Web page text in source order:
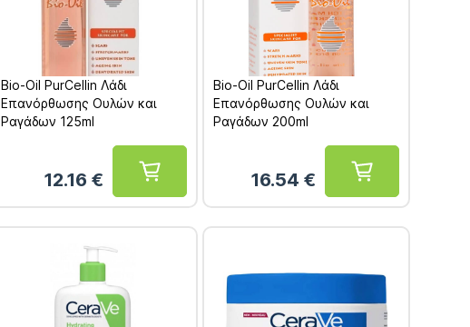
Bio-Oil PurCellin Λάδι
Επανόρθωσης Ουλών και
Ραγάδων 125ml
12.16€
Bio-Oil PurCellin Λάδι
Επανόρθωσης Ουλών και
Ραγάδων 200ml
16.54 €